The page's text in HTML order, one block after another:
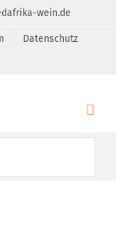
wein.de
Datenschutz